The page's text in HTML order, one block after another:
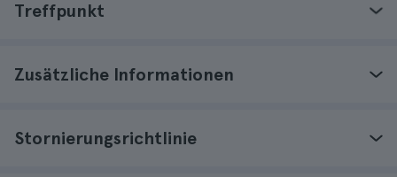
Treffpunkt
Zusätzliche Informationen
Stornierungsrichtlinie